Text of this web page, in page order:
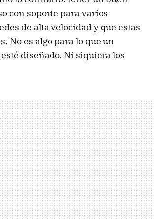
con soporte para varios
de alta velocidad y que estas
No es algo para lo que un
diseñado. Ni siquiera los